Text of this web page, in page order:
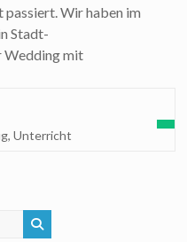
passiert. Wir haben im
Stadt-
Wedding mit
,Unterricht